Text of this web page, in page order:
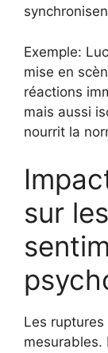
Exemple:
mise en
réactions
mais aussi
nourrit la
sur
Les
mesurables.